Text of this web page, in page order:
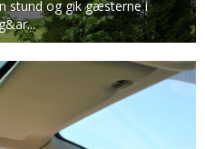
stund og gik gæsterne i